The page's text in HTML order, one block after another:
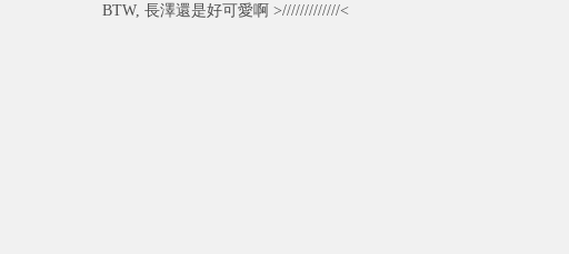
BTW, 長澤還是好可愛啊 >/////////////<